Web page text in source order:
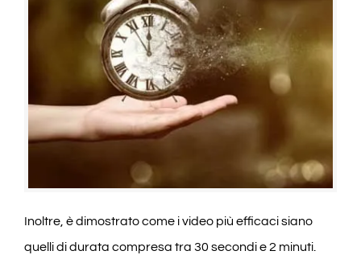
Inoltre, è dimostrato come i video più efficaci siano
quelli di durata compresa tra 30 secondi e 2 minuti.